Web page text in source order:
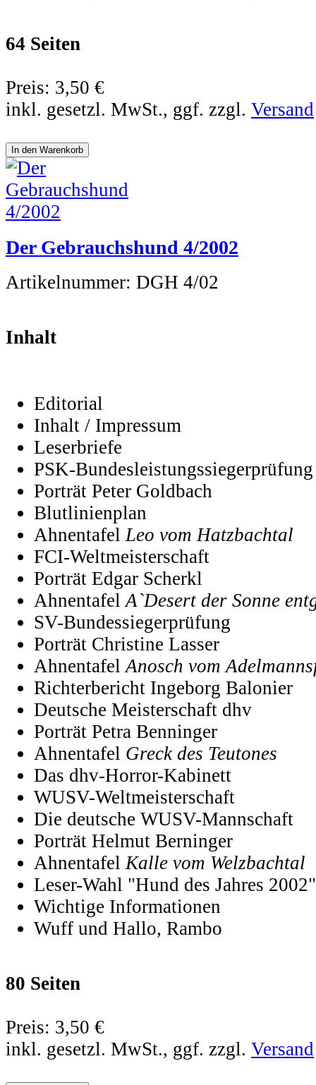
64 Seiten
Preis: 3,50 €
inkl. gesetzl. MwSt., ggf. zzgl. Versand
Der Gebrauchshund 4/2002
Artikelnummer: DGH 4/02
Inhalt
Editorial
Inhalt / Impressum
Leserbriefe
PSK-Bundesleistungssiegerprüfung
Porträt Peter Goldbach
Blutlinienplan
AhnentafelLeo vom Hatzbachtal
FCI-Weltmeisterschaft
Porträt Edgar Scherkl
AhnentafelA`Desert der Sonne
SV-Bundessiegerprüfung
Porträt Christine Lasser
AhnentafelAnosch vom
Richterbericht Ingeborg Balonier
Deutsche Meisterschaft dhv
Porträt Petra Benninger
Ahnentafel Greck des Teutones
Das dhv-Horror-Kabinett
WUSV-Weltmeisterschaft
Die deutsche WUSV-Mannschaft
Porträt Helmut Berninger
AhnentafelKalle vom Welzbachtal
Leser-Wahl "Hund des Jahres 2002"
Wichtige Informationen
Wuff und Hallo, Rambo
80 Seiten
Preis: 3,50 €
inkl. gesetzl. MwSt., ggf. zzgl. Versand